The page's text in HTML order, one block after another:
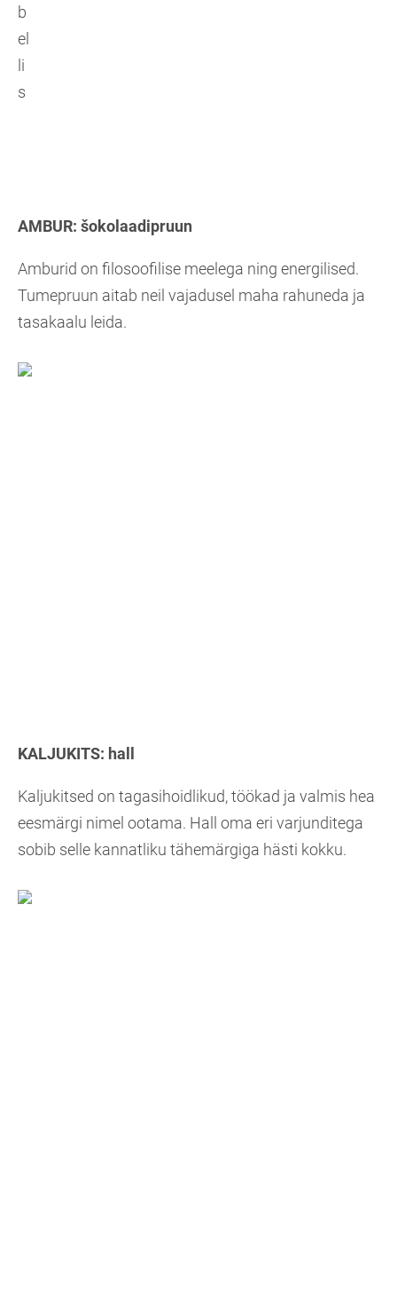
AMBUR: šokolaadipruun
Amburid on filosoofilise meelega ning energilised.
Tumepruun aitab neil vajadusel maha rahuneda ja
tasakaalu leida.
KALJUKITS: hall
Kaljukitsed on tagasihoidlikud, töökad ja valmis hea
eesmärgi nimel ootama. Hall oma eri varjunditega
sobib selle kannatliku tähemärgiga hästi kokku.